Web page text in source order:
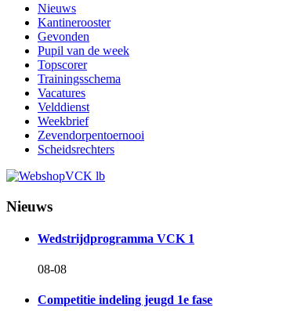
Nieuws
Kantinerooster
Gevonden
Pupil van de week
Topscorer
Trainingsschema
Vacatures
Velddienst
Weekbrief
Zevendorpentoernooi
Scheidsrechters
Nieuws
Wedstrijdprogramma VCK 1
08-08
Competitie indeling jeugd 1e fase